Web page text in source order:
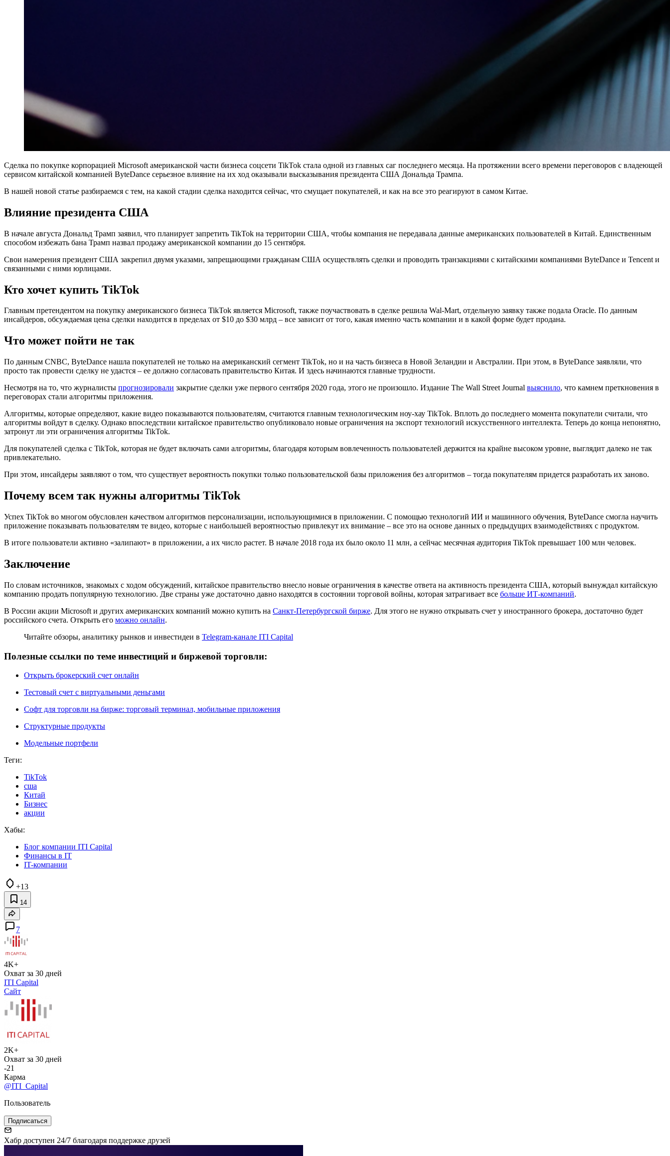
Сделка по покупке корпорацией Microsoft американской части бизнеса соцсети TikTok стала одной из главных саг последнего месяца. На протяжении всего времени переговоров с владеющей
сервисом китайской компанией ByteDance серьезное влияние на их ход оказывали высказывания президента США Дональда Трампа.
В нашей новой статье разбираемся с тем, на какой стадии сделка находится сейчас, что смущает покупателей, и как на все это реагируют в самом Китае.
Влияние президента США
В начале августа Дональд Трамп заявил, что планирует запретить TikTok на территории США, чтобы компания не передавала данные американских пользователей в Китай. Единственным
способом избежать бана Трамп назвал продажу американской компании до 15 сентября.
Свои намерения президент США закрепил двумя указами, запрещающими гражданам США осуществлять сделки и проводить транзакциями с китайскими компаниями ByteDance и Tencent и
связанными с ними юрлицами.
Кто хочет купить TikTok
Главным претендентом на покупку американского бизнеса TikTok является Microsoft, также поучаствовать в сделке решила Wal-Mart, отдельную заявку также подала Oracle. По данным
инсайдеров, обсуждаемая цена сделки находится в пределах от $10 до $30 млрд – все зависит от того, какая именно часть компании и в какой форме будет продана.
Что может пойти не так
По данным CNBC, ByteDance нашла покупателей не только на американский сегмент TikTok, но и на часть бизнеса в Новой Зеландии и Австралии. При этом, в ByteDance заявляли, что
просто так провести сделку не удастся – ее должно согласовать правительство Китая. И здесь начинаются главные трудности.
Несмотря на то, что журналисты прогнозировали закрытие сделки уже первого сентября 2020 года, этого не произошло. Издание The Wall Street Journal выяснило, что камнем преткновения в
переговорах стали алгоритмы приложения.
Алгоритмы, которые определяют, какие видео показываются пользователям, считаются главным технологическим ноу-хау TikTok. Вплоть до последнего момента покупатели считали, что
алгоритмы войдут в сделку. Однако впоследствии китайское правительство опубликовало новые ограничения на экспорт технологий искусственного интеллекта. Теперь до конца непонятно,
затронут ли эти ограничения алгоритмы TikTok.
Для покупателей сделка с TikTok, которая не будет включать сами алгоритмы, благодаря которым вовлеченность пользователей держится на крайне высоком уровне, выглядит далеко не так
привлекательно.
При этом, инсайдеры заявляют о том, что существует вероятность покупки только пользовательской базы приложения без алгоритмов – тогда покупателям придется разработать их заново.
Почему всем так нужны алгоритмы TikTok
Успех TikTok во многом обусловлен качеством алгоритмов персонализации, использующимися в приложении. С помощью технологий ИИ и машинного обучения, ByteDance смогла научить
приложение показывать пользователям те видео, которые с наибольшей вероятностью привлекут их внимание – все это на основе данных о предыдущих взаимодействиях с продуктом.
В итоге пользователи активно «залипают» в приложении, а их число растет. В начале 2018 года их было около 11 млн, а сейчас месячная аудитория TikTok превышает 100 млн человек.
Заключение
По словам источников, знакомых с ходом обсуждений, китайское правительство внесло новые ограничения в качестве ответа на активность президента США, который вынуждал китайскую
компанию продать популярную технологию. Две страны уже достаточно давно находятся в состоянии торговой войны, которая затрагивает все больше ИТ-компаний.
В России акции Microsoft и других американских компаний можно купить на Санкт-Петербургской бирже. Для этого не нужно открывать счет у иностранного брокера, достаточно будет
российского счета. Открыть его можно онлайн.
Читайте обзоры, аналитику рынков и инвестидеи в Telegram-канале ITI Capital
Полезные ссылки по теме инвестиций и биржевой торговли:
Открыть брокерский счет онлайн
Тестовый счет с виртуальными деньгами
Софт для торговли на бирже: торговый терминал, мобильные приложения
Структурные продукты
Модельные портфели
Теги:
TikTok
сша
Китай
Бизнес
акции
Хабы:
Блог компании ITI Capital
Финансы в IT
IT-компании
+13
14
7
4K+
Охват за 30 дней
ITI Capital
Сайт
2K+
Охват за 30 дней
-21
Карма
@ITI_Capital
Пользователь
Подписаться
Хабр доступен 24/7 благодаря поддержке друзей